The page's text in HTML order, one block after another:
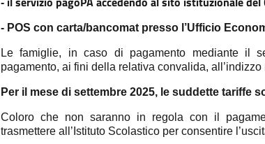
-
- POS con carta/bancomat presso l’Ufficio
Le famiglie, in caso di pagamento mediante il
pagamento, ai fini della relativa convalida, all’indizzo
Per il mese di settembre 2025, le suddette tariffe
Coloro che non saranno in regola con il
trasmettere all’Istituto Scolastico per consentire